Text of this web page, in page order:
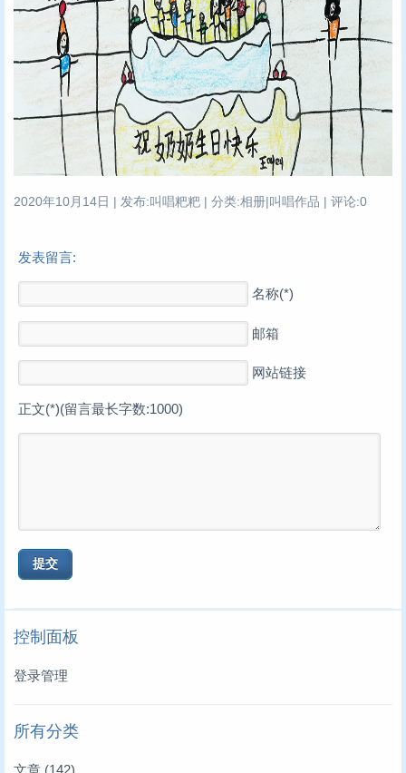
2020年10月14日 | 发布:叫唱粑粑 | 分类:相册|叫唱作品 | 评论:0
发表留言:
名称(*)
邮箱
网站链接
正文(*)(留言最长字数:1000)
控制面板
登录管理
所有分类